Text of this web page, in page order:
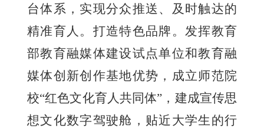
台体系，实现分众推送、及时触达的
精准育人。打造特色品牌。发挥教育
部教育融媒体建设试点单位和教育融
媒体创新创作基地优势，成立师范院
校“红色文化育人共同体”，建成宣传思
想文化数字驾驶舱，贴近大学生的行